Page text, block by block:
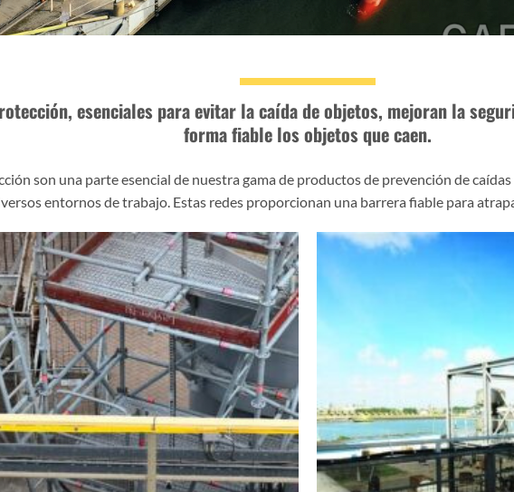
esenciales para evitar la caída de objetos, mejoran la
forma fiable los objetos que caen.
son una parte esencial de nuestra gama de productos de prevención de
entornos de trabajo. Estas redes proporcionan una barrera fiable para